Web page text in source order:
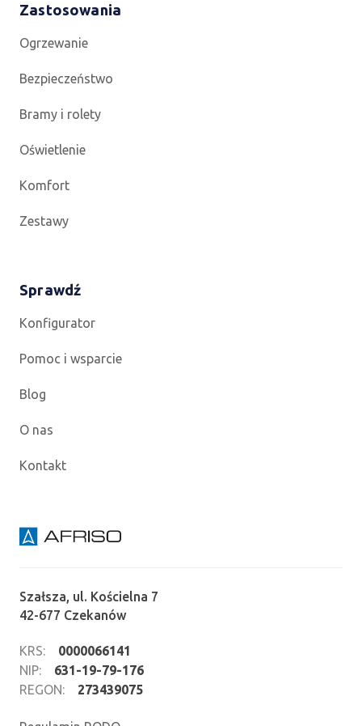
Zastosowania
Ogrzewanie
Bezpieczeństwo
Bramy i rolety
Oświetlenie
Komfort
Zestawy
Sprawdź
Konfigurator
Pomoc i wsparcie
Blog
O nas
Kontakt
Szałsza, ul. Kościelna 7
42-677 Czekanów
KRS:
0000066141
NIP:
631-19-79-176
REGON:
273439075